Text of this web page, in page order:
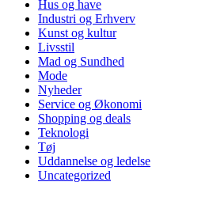
Hus og have
Industri og Erhverv
Kunst og kultur
Livsstil
Mad og Sundhed
Mode
Nyheder
Service og Økonomi
Shopping og deals
Teknologi
Tøj
Uddannelse og ledelse
Uncategorized